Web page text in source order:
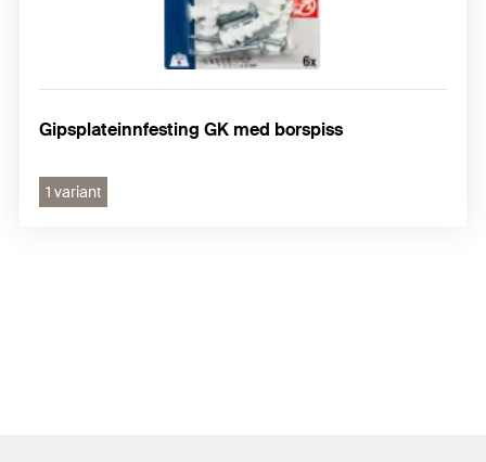
Gipsplateinnfesting GK med borspiss
1 variant